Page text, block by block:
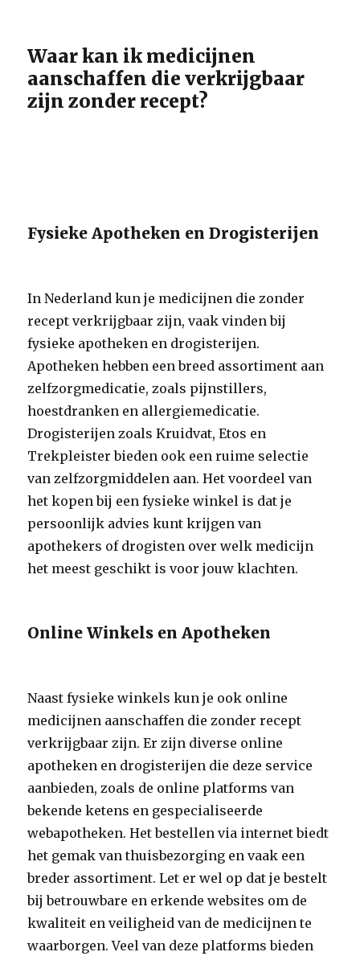
Waar kan ik medicijnen
aanschaffen die verkrijgbaar
zijn zonder recept?
Fysieke Apotheken en Drogisterijen
In Nederland kun je medicijnen die zonder
recept verkrijgbaar zijn, vaak vinden bij
fysieke apotheken en drogisterijen.
Apotheken hebben een breed assortiment aan
zelfzorgmedicatie, zoals pijnstillers,
hoestdranken en allergiemedicatie.
Drogisterijen zoals Kruidvat, Etos en
Trekpleister bieden ook een ruime selectie
van zelfzorgmiddelen aan. Het voordeel van
het kopen bij een fysieke winkel is dat je
persoonlijk advies kunt krijgen van
apothekers of drogisten over welk medicijn
het meest geschikt is voor jouw klachten.
Online Winkels en Apotheken
Naast fysieke winkels kun je ook online
medicijnen aanschaffen die zonder recept
verkrijgbaar zijn. Er zijn diverse online
apotheken en drogisterijen die deze service
aanbieden, zoals de online platforms van
bekende ketens en gespecialiseerde
webapotheken. Het bestellen via internet biedt
het gemak van thuisbezorging en vaak een
breder assortiment. Let er wel op dat je bestelt
bij betrouwbare en erkende websites om de
kwaliteit en veiligheid van de medicijnen te
waarborgen. Veel van deze platforms bieden